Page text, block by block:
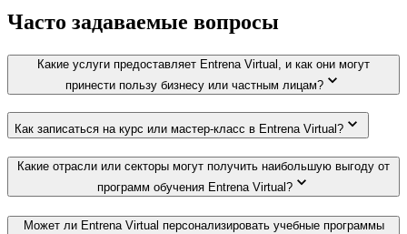
Часто задаваемые вопросы
Какие услуги предоставляет Entrena Virtual, и как они могут
принести пользу бизнесу или частным лицам?
Как записаться на курс или мастер-класс в Entrena Virtual?
Какие отрасли или секторы могут получить наибольшую выгоду от
программ обучения Entrena Virtual?
Может ли Entrena Virtual персонализировать учебные программы